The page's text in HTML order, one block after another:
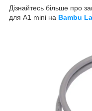
Дізнайтесь більше про
для A1 mini на Bambu